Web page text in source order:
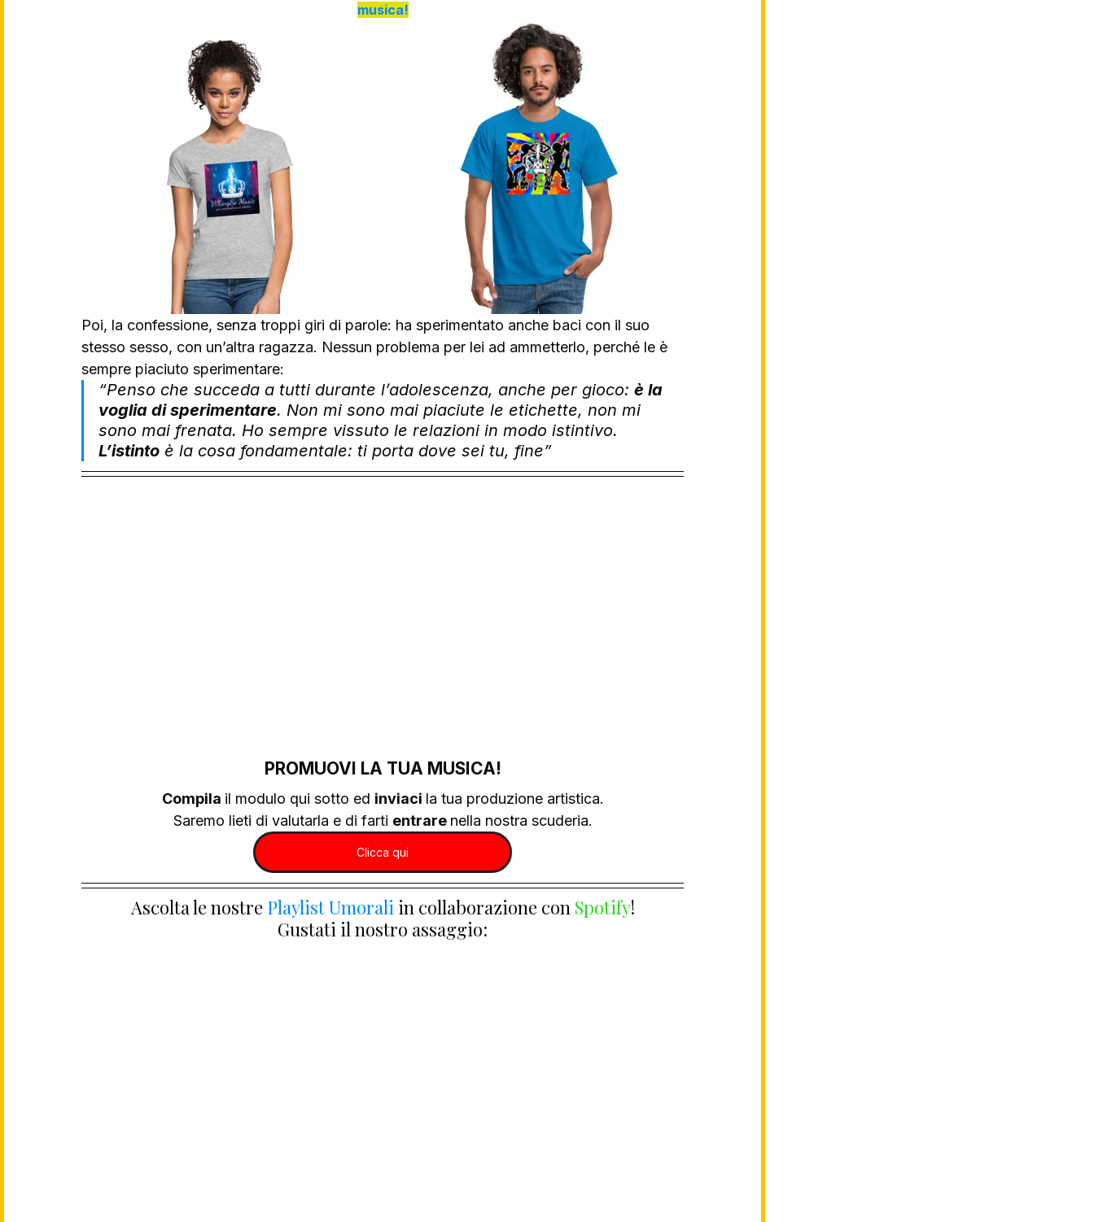
musica!
Poi, la confessione, senza troppi giri di parole: ha sperimentato anche baci con il suo
stesso sesso, con un’altra ragazza. Nessun problema per lei ad ammetterlo, perché le è
sempre piaciuto sperimentare:
“Penso che succeda a tutti durante l’adolescenza, anche per gioco: è la
voglia di sperimentare. Non mi sono mai piaciute le etichette, non mi
sono mai frenata. Ho sempre vissuto le relazioni in modo istintivo.
L’istinto è la cosa fondamentale: ti porta dove sei tu, fine”
PROMUOVI LA TUA MUSICA!
Compila il modulo qui sotto ed inviaci la tua produzione artistica.
Saremo lieti di valutarla e di farti entrare nella nostra scuderia.
Clicca qui
Ascolta le nostre Playlist Umorali in collaborazione con Spotify!
Gustati il nostro assaggio: